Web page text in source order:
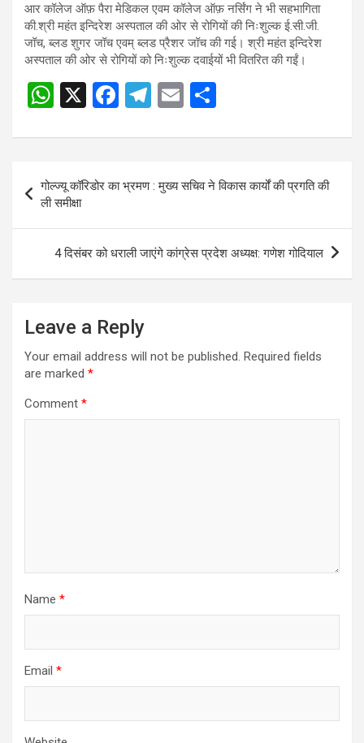
आर कॉलेज ऑफ़ पैरा मेडिकल एवम कॉलेज ऑफ़ नर्सिंग ने भी सहभागिता
की.श्री महंत इन्दिरेश अस्पताल की ओर से रोगियों की निःशुल्क ई.सी.जी.
जॉच, ब्लड शुगर जॉच एवम् ब्लड प्रैशर जॉच की गई। श्री महंत इन्दिरेश
अस्पताल की ओर से रोगियों को निःशुल्क दवाईयों भी वितरित की गईं।
W
at
A
p
p
X
F
ce
o
o
k
T
e
a
m
E
ail ar
e
Post
navigation
गोल्ज्यू कॉरिडोर का भ्रमण : मुख्य सचिव ने विकास कार्यों की प्रगति की
ली समीक्षा
4 दिसंबर को धराली जाएंगे कांग्रेस प्रदेश अध्यक्ष: गणेश गोदियाल
Leave a Reply
Your email address will not be published. Required fields
are marked *
Comment *
Name *
Email *